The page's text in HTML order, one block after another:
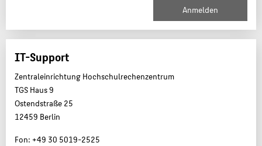
IT-Support
Zentraleinrichtung Hochschulrechenzentrum
TGS Haus 9
Ostendstraße 25
12459 Berlin
Fon: +49 30 5019-2525